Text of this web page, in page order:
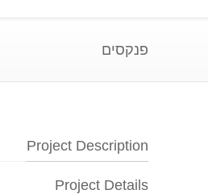
פנקסים
Project Description
Project Details